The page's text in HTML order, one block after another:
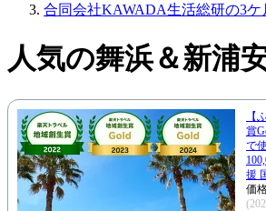
合同会社KAWADA生活総研の3
人気の舞浜＆新浦
【
賞
で
援
価